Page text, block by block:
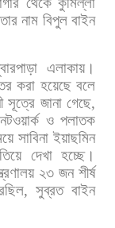
নাম বিপুল বাইন
এলাকায়।
করা হয়েছে বলে
সূত্রে জানা গেছে,
ও পলাতক
সাবিনা ইয়াছমিন
দেখা হচ্ছে।
২৩ জন শীর্ষ
,সুব্রত বাইন